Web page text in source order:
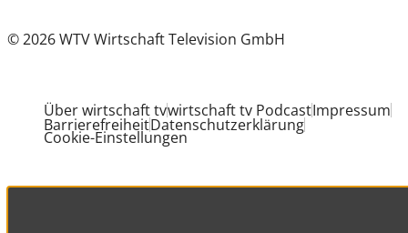
© 2026 WTV Wirtschaft Television GmbH
Über wirtschaft tvwirtschaft tv PodcastImpressum
BarrierefreiheitDatenschutzerklärung
Cookie-Einstellungen